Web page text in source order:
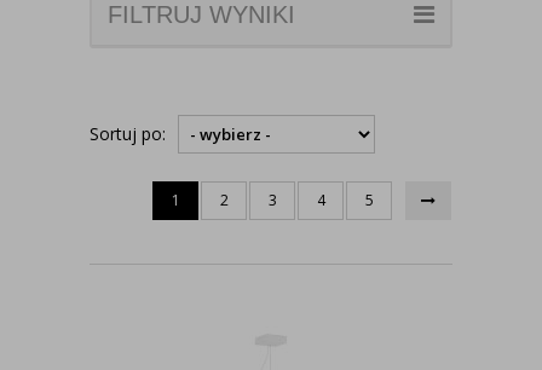
FILTRUJ WYNIKI
Sortuj po:
1 2 3 4 5